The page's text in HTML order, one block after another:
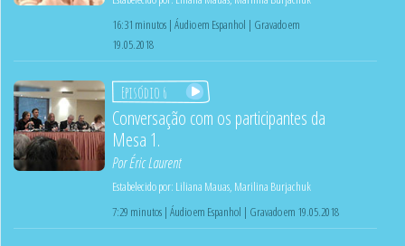
16:31 minutos | Áudio em Espanhol | Gravado em
19.05.2018
Episódio 6
Conversação com os participantes da
Mesa 1.
PorÉric Laurent
Estabelecido por: Liliana Mauas, Marilina Burjachuk
7:29 minutos | Áudio em Espanhol | Gravado em 19.05.2018